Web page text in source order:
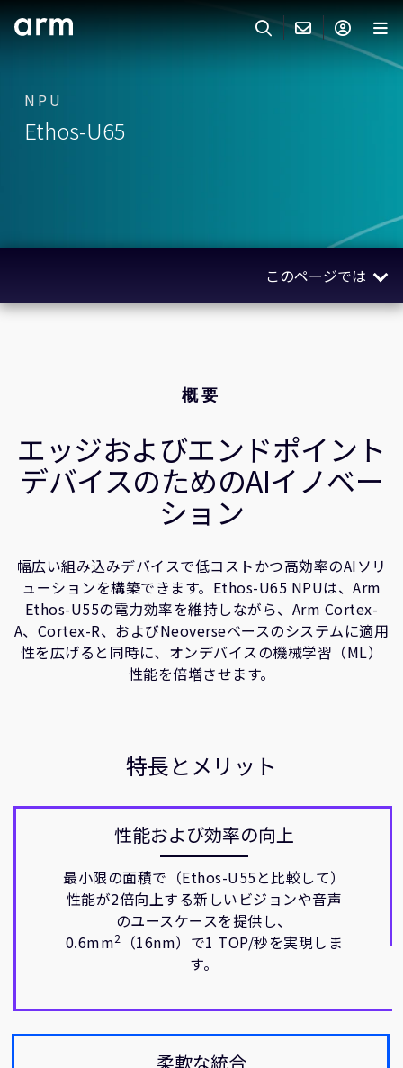
Skip to Main Content
Skip to Footer
サポート
企業様向けFlexible Access
その他のお問い合わせ
研究連携
ウェブサイト
グローバル本社
110 Fulbourn Road
Cambridge, UK
CB1 9NJ
Tel: + 44(1223) 400 400 [main reception]
Armアカウント
製品
NPU
Ethos-U65
このページでは
概要
関連情報
概要
エッジおよびエンドポイント
デバイスのためのAIイノベー
ション
幅広い組み込みデバイスで低コストかつ高効率のAIソリ
ューションを構築できます。Ethos-U65 NPUは、Arm
Ethos-U55の電力効率を維持しながら、Arm Cortex-
A、Cortex-R、およびNeoverseベースのシステムに適用
性を広げると同時に、オンデバイスの機械学習（ML）
性能を倍増させます。
特長とメリット
性能および効率の向上
最小限の面積で（Ethos-U55と比較して）
性能が2倍向上する新しいビジョンや音声
のユースケースを提供し、
0.6mm2
（16nm）で1 TOP/秒を実現しま
す。
柔軟な統合